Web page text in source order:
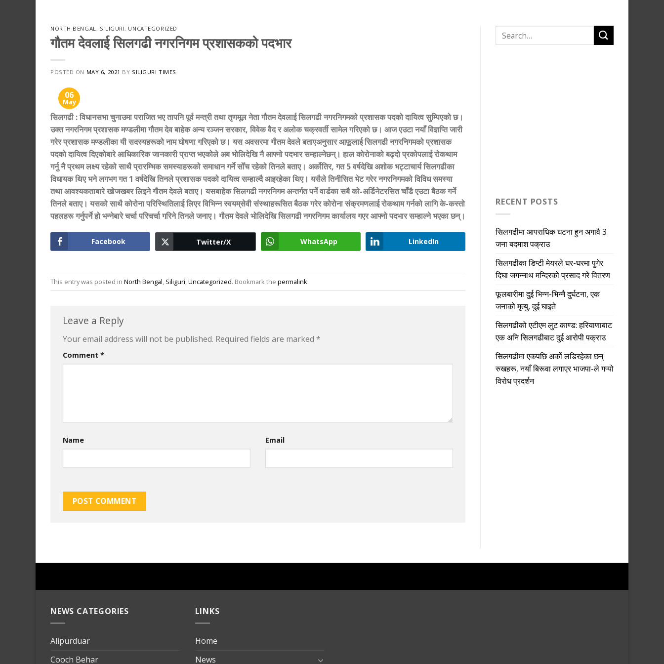
NORTH BENGAL, SILIGURI, UNCATEGORIZED
गौतम देवलाई सिलगढी नगरनिगम प्रशासकको पदभार
POSTED ON MAY 6, 2021 BY SILIGURI TIMES
06
May
सिलगढी:विधानसभा चुनाउमा पराजित भए तापनि पूर्व मन्त्री तथा तृणमूल नेता गौतम देवलाई सिलगढी नगरनिगमको प्रशासक पदको दायित्व सुम्पिएको छ।
उक्त नगरनिगम प्रशासक मण्डलीमा गौतम देव बाहेक अन्य रञ्जन सरकार, विवेक वैद र अलोक चक्रवर्ती सामेल गरिएको छ। आज एउटा नयाँ विज्ञप्ति जारी
गरेर प्रशासक मण्डलीका यी सदस्यहरूको नाम घोषणा गरिएको छ। यस अवसरमा गौतम देवले बताएअनुसार आफूलाई सिलगढी नगरनिगमको प्रशासक
पदको दायित्व दिएकोबारे आधिकारिक जानकारी प्राप्त भएकोले अब भोलिदेखि नै आफ्नो पदभार सम्हाल्नेछन्। हाल कोरोनाको बढ्दो प्रकोपलाई रोकथाम
गर्नु नै प्रथम लक्ष्य रहेको साथैप्रारम्भिक समस्याहरूको समाधान गर्ने सोँच रहेको तिनले बताए। अर्कोतिर, गत 5 वर्षदेखि अशोक भट्टाचार्य सिलगढीका
विधायक थिए भने लगभग गत 1 वर्षदेखि तिनले प्रशासक पदको दायित्व सम्हाल्दै आइरहेका थिए। यसैले तिनीसित भेट गरेर नगरनिगमको विविध समस्या
तथा आवश्यकताबारे खोजखबर लिइने गौतम देवले बताए। यसबाहेक सिलगढी नगरनिगम अन्तर्गत पर्ने वार्डका सबै को-अर्डिनेटरसित चाँडै एउटा बैठक गर्ने
तिनले बताए। यसको साथै कोरोना परिस्थितिलाई लिएर विभिन्न स्वयम्‌सेवी संस्थाहरूसित बैठक गरेर कोरोना संक्रमणलाई रोकथाम गर्नको लागि के-कस्तो
पहलहरू गर्नुपर्ने हो भन्नेबारे चर्चा परिचर्चा गरिने तिनले जनाए। गौतम देवले भोलिदेखि सिलगढी नगरनिगम कार्यालय गएर आफ्नो पदभार सम्हाल्ने भएका छन्।
Facebook Twitter/X WhatsApp LinkedIn
This entry was posted in North Bengal, Siliguri,Uncategorized. Bookmark the permalink.
Leave a Reply
Your email address will not be published. Required fields are marked *
Comment *
Name Email
RECENT POSTS
सिलगढीमा आपराधिक घटना हुन अगावै 3
जना बदमाश पक्राउ
सिलगढीका डिप्टी मेयरले घर-घरमा पुगेर
दिघा जगन्नाथ मन्दिरको प्रसाद गरे वितरण
फूलबारीमा दुई भिन्न-भिन्नै दुर्घटना, एक
जनाको मृत्यु, दुई घाइते
सिलगढीको एटीएम लुट काण्ड: हरियाणाबाट
एक अनि सिलगढीबाट दुई आरोपी पक्राउ
सिलगढीमा एकपछि अर्को लडिरहेका छन्
रुखहरू, नयाँ बिरूवा लगाएर भाजपा-ले गऱ्यो
विरोध प्रदर्शन
NEWS CATEGORIES
Alipurduar
Cooch Behar
LINKS
Home
News